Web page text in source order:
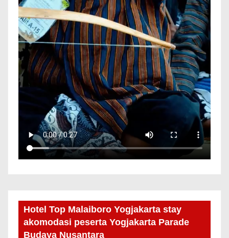
Hotel Top Malaiboro Yogjakarta stay
akomodasi peserta Yogjakarta Parade
Budaya Nusantara